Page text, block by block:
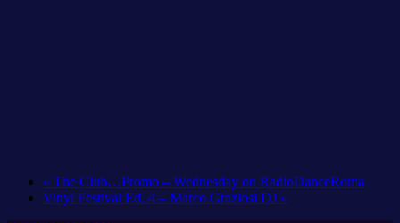
« The Club…Promo – Wednesday on RadioDanceRoma
Vinyl Festival Ed. 4 – Marco Graziosi DJ »